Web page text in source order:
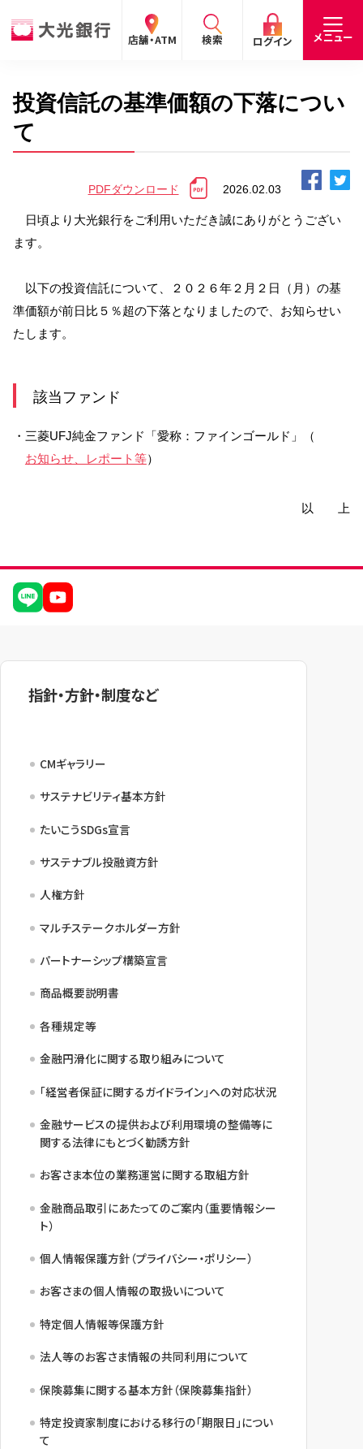
店舗・ATM 検索 ログイン メニュー
閉じる
手数料 預金金利 お問合わせ
お客さま
法人の
お客さま
企業・
IR情報
採用
情報
閉じる
個人のお客さま
サービスのご案内 ログイン
サービスのご案内 ログイン
サービスのご案内
たいこうNavi
（たいこうNaviをご利用のお客さま向け）
す。
サービスのご案内
（電子債権をご利用のお客さま向け）
サービスのご案内
閉じる
投資信託の基準価額の下落につい
て
PDFダウンロード 2026.02.03
日頃より大光銀行をご利用いただき誠にありがとうござい
ます。
以下の投資信託について、２０２６年２月２日（月）の基
準価額が前日比５％超の下落となりましたので、お知らせい
たします。
該当ファンド
・三菱UFJ純金ファンド「愛称：ファインゴールド」（
お知らせ、レポート等）
以 上
指針・方針・制度など
CMギャラリー
サステナビリティ基本方針
たいこうSDGs宣言
サステナブル投融資方針
人権方針
マルチステークホルダー方針
パートナーシップ構築宣言
商品概要説明書
各種規定等
金融円滑化に関する取り組みについて
「経営者保証に関するガイドライン」への対応状況
金融サービスの提供および利用環境の整備等に
関する法律にもとづく勧誘方針
お客さま本位の業務運営に関する取組方針
金融商品取引にあたってのご案内（重要情報シー
ト）
個人情報保護方針（プライバシー・ポリシー）
お客さまの個人情報の取扱いについて
特定個人情報等保護方針
法人等のお客さま情報の共同利用について
保険募集に関する基本方針（保険募集指針）
特定投資家制度における移行の「期限日」につい
て